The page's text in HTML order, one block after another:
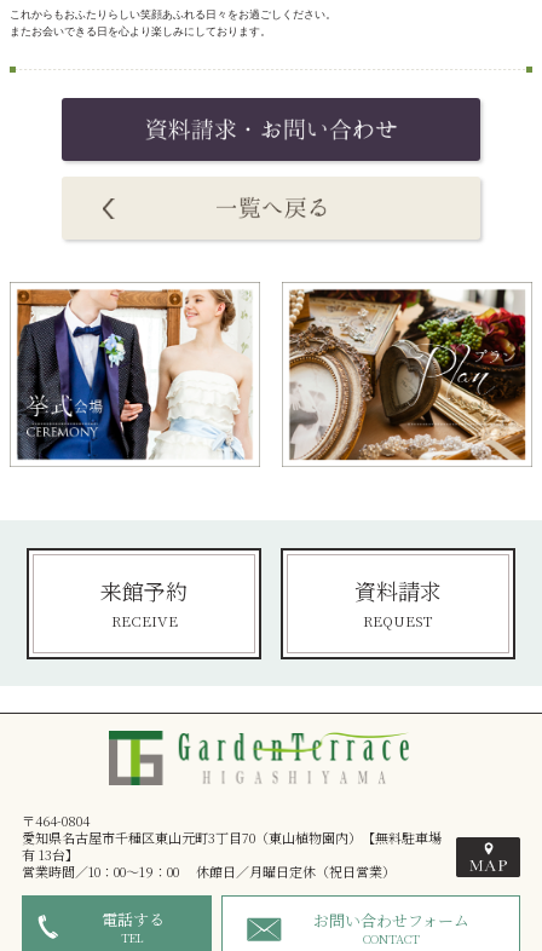
これからもおふたりらしい笑顔あふれる日々をお過ごしください。
またお会いできる日を心より楽しみにしております。
来館予約
RECEIVE
資料請求
REQUEST
〒464-0804
愛知県名古屋市千種区東山元町3丁目70（東山植物園内）【無料駐車場
有 13台】
営業時間／10：00～19：00 休館日／月曜日定休（祝日営業）
電話する
TEL
お問い合わせフォーム
CONTACT